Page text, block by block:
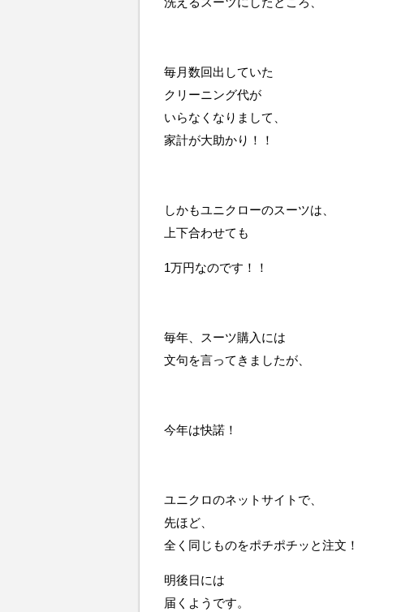
毎月数回出していた
クリーニング代が
いらなくなりまして、
家計が大助かり！！
しかもユニクローのスーツは、
上下合わせても
1万円なのです！！
毎年、スーツ購入には
文句を言ってきましたが、
今年は快諾！
ユニクロのネットサイトで、
先ほど、
全く同じものをポチポチッと注文！
明後日には
届くようです。